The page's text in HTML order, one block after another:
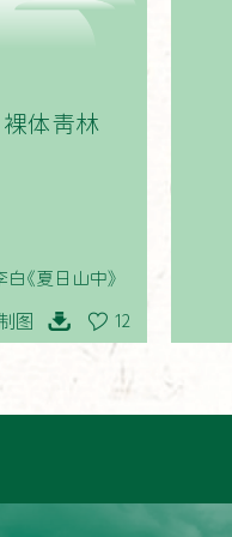
体青林
白《夏日山中》
图 12